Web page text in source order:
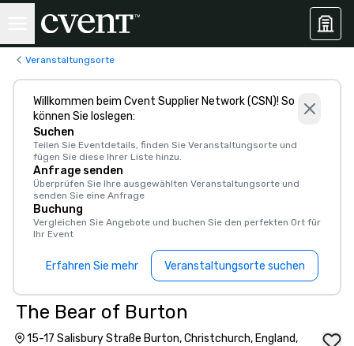
Veranstaltungsorte
Willkommen beim Cvent Supplier Network (CSN)! So
können Sie loslegen:
Suchen
Teilen Sie Eventdetails, finden Sie Veranstaltungsorte und
fügen Sie diese Ihrer Liste hinzu.
Anfrage senden
Überprüfen Sie Ihre ausgewählten Veranstaltungsorte und
senden Sie eine Anfrage
Buchung
Vergleichen Sie Angebote und buchen Sie den perfekten Ort für
Ihr Event
Erfahren Sie mehr Veranstaltungsorte suchen
The Bear of Burton
15-17 Salisbury Straße Burton, Christchurch, England,